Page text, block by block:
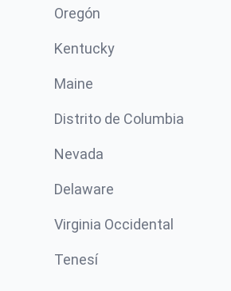
Oregón
Kentucky
Maine
Distrito de Columbia
Nevada
Delaware
Virginia Occidental
Tenesí